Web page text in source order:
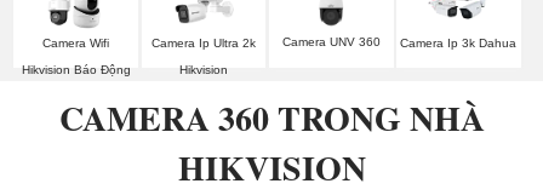
Camera Wifi
Hikvision Báo Động
Camera Ip Ultra 2k
Hikvision
Camera UNV 360 Camera Ip 3k Dahua
CAMERA 360 TRONG NHÀ
HIKVISION